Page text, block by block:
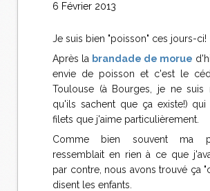
6 Février 2013
Je suis bien "poisson" ces jours-ci!
Après la brandade de morue
envie de poisson et c'est le
Toulouse (à Bourges, je ne suis
qu'ils sachent que ça existe!)
filets que j'aime particulièrement.
Comme bien souvent ma
ressemblait en rien à ce que
par contre, nous avons trouvé ça
disent les enfants.